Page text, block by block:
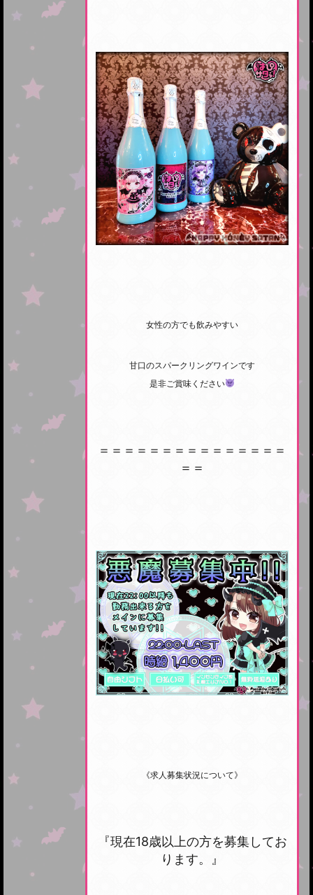
女性の方でも飲みやすい
甘口のスパークリングワインです
是非ご賞味ください
＝＝＝＝＝＝＝＝＝＝＝＝＝＝＝
＝＝
《求人募集状況について》
『現在18歳以上の方を募集してお
ります。』